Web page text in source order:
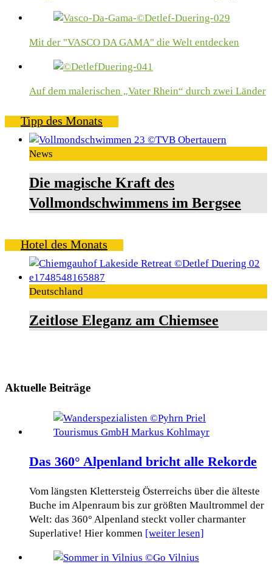
Mit der "VASCO DA GAMA" die Welt entdecken
Auf dem malerischen „Vater Rhein“ durch zwei Länder
Tipp des Monats
News
Die magische Kraft des
Vollmondschwimmens im Bergsee
Hotel des Monats
Deutschland
Zeitlose Eleganz am Chiemsee
Aktuelle Beiträge
Das 360° Alpenland bricht alle Rekorde
Vom längsten Klettersteig Österreichs über die älteste
Buche im Alpenraum bis zur größten Maultrommel der
Welt: das 360° Alpenland steckt voller charmanter
Superlative! Hier kommen [weiter lesen]